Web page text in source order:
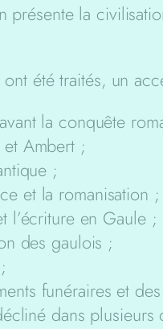
présente la
ont été traités, un
la conquête
Ambert ;
;
et la romanisation ;
l’écriture en Gaule ;
des gaulois ;
funéraires et
dans